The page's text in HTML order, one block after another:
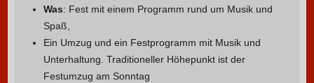
Was: Fest mit einem Programm rund um Musik und
Spaß,
Ein Umzug und ein Festprogramm mit Musik und
Unterhaltung. Traditioneller Höhepunkt ist der
Festumzug am Sonntag